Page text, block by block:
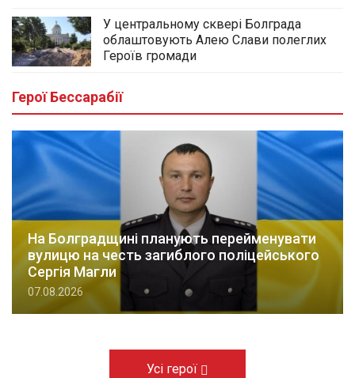
У центральному сквері Болграда
облаштовують Алею Слави полеглих
Героїв громади
Герої Бессарабії
На Болградщині планують перейменувати
вулицю на честь загиблого поліцейського
Сергія Магли
07.08.2026
Усі герої